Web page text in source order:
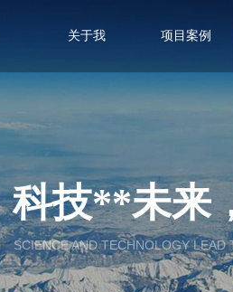
科技**未来
SCIENCE AND TECHNOLOGY
关于我 项目案例